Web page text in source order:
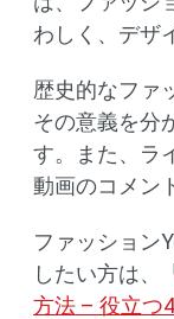
わしく、デザ
歴史的なファ
その意義を分
す。また、ラ
動画のコメン
ファッション
したい方は、
方法 – 役立つ